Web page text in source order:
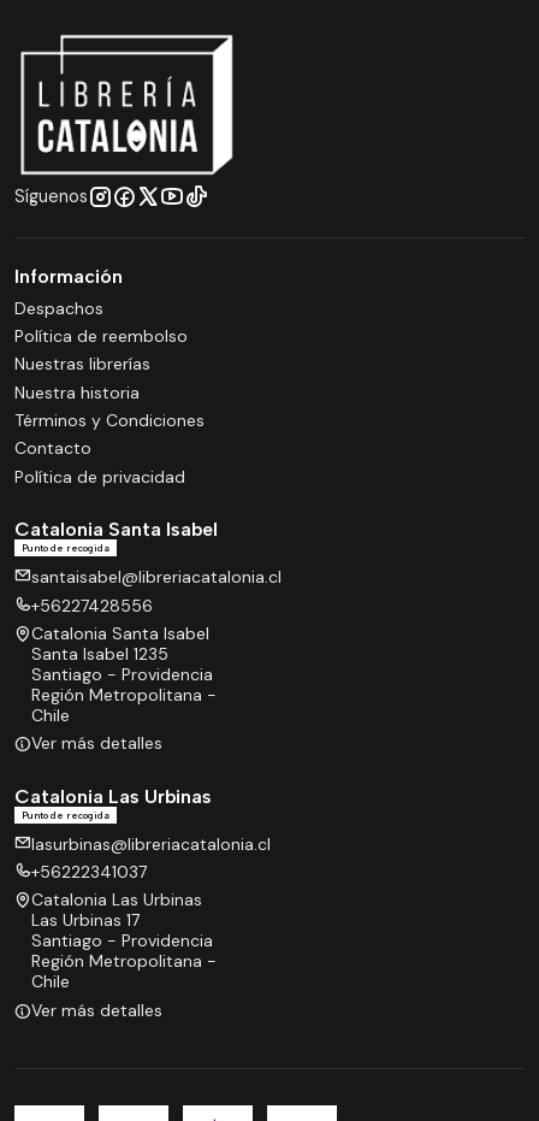
Síguenos
Información
Despachos
Política de reembolso
Nuestras librerías
Nuestra historia
Términos y Condiciones
Contacto
Política de privacidad
Catalonia Santa Isabel
Punto de recogida
santaisabel@libreriacatalonia.cl
+56227428556
Catalonia Santa Isabel
Santa Isabel 1235
Santiago - Providencia
Región Metropolitana -
Chile
Ver más detalles
Catalonia Las Urbinas
Punto de recogida
lasurbinas@libreriacatalonia.cl
+56222341037
Catalonia Las Urbinas
Las Urbinas 17
Santiago - Providencia
Región Metropolitana -
Chile
Ver más detalles